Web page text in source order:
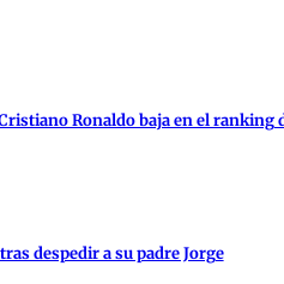
Ronaldo baja en el ranking
despedir a su padre Jorge